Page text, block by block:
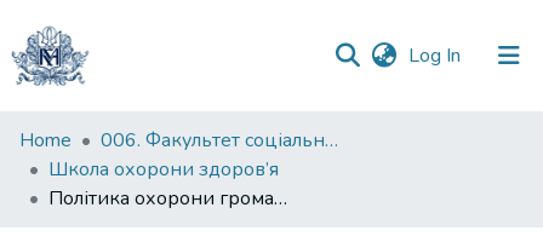
Log In (current)
Communities
&
Collections
Home
006. Факультет соціальних наук і соціальних технологій
Школа охорони здоров’я
Політика охорони громадського здоров’я: погляд на практику кріз призму філософських ідей : [препринт]